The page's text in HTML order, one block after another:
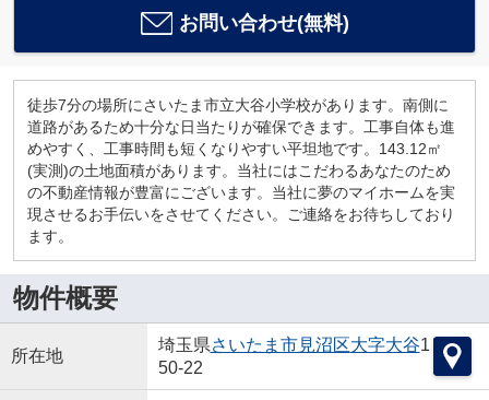
お問い合わせ(無料)
徒歩7分の場所にさいたま市立大谷小学校があります。南側に
道路があるため十分な日当たりが確保できます。工事自体も進
めやすく、工事時間も短くなりやすい平坦地です。143.12㎡
(実測)の土地面積があります。当社にはこだわるあなたのため
の不動産情報が豊富にございます。当社に夢のマイホームを実
現させるお手伝いをさせてください。ご連絡をお待ちしており
ます。
物件概要
所在地
埼玉県さいたま市見沼区大字大谷1
50-22